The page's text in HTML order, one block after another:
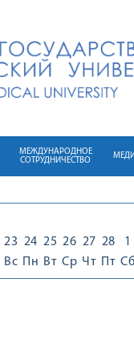
МЕЖДУНАРОДНОЕ
СОТРУДНИЧЕСТВО
23
Вс
24
Пн
25
Вт
26
Ср
27
Чт
28
Пт
1
Сб